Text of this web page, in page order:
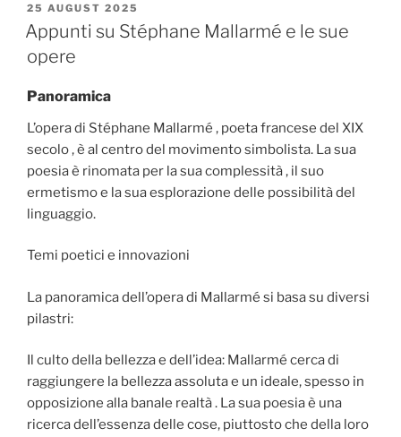
POSTED
ON
25 AUGUST 2025
Appunti su Stéphane Mallarmé e le sue
opere
Panoramica
L’opera di Stéphane Mallarmé , poeta francese del XIX
secolo , è al centro del movimento simbolista. La sua
poesia è rinomata per la sua complessità , il suo
ermetismo e la sua esplorazione delle possibilità del
linguaggio.
Temi poetici e innovazioni
La panoramica dell’opera di Mallarmé si basa su diversi
pilastri:
Il culto della bellezza e dell’idea: Mallarmé cerca di
raggiungere la bellezza assoluta e un ideale, spesso in
opposizione alla banale realtà . La sua poesia è una
ricerca dell’essenza delle cose, piuttosto che della loro